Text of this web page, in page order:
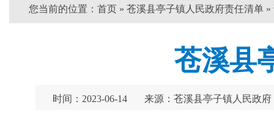
您当前的位置： 首页 » 苍溪县亭子镇人民政府责任清单 »
苍溪县
时间：2023-06-14 来源：苍溪县亭子镇人民政府